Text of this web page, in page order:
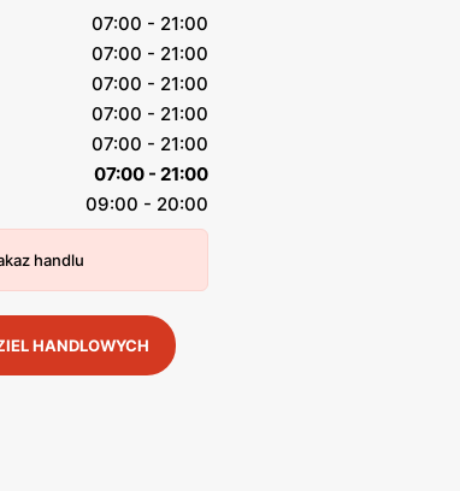
07:00 - 21:00
07:00 - 21:00
07:00 - 21:00
07:00 - 21:00
07:00 - 21:00
07:00 - 21:00
09:00 - 20:00
handlu
HANDLOWYCH